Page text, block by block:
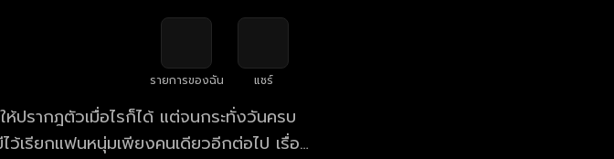
รายการของฉัน แชร์
ปรากฎตัวเมื่อไรก็ได้ แต่จนกระทั่งวันครบ
เรียกแฟนหนุ่มเพียงคนเดียวอีกต่อไป เรื่อง